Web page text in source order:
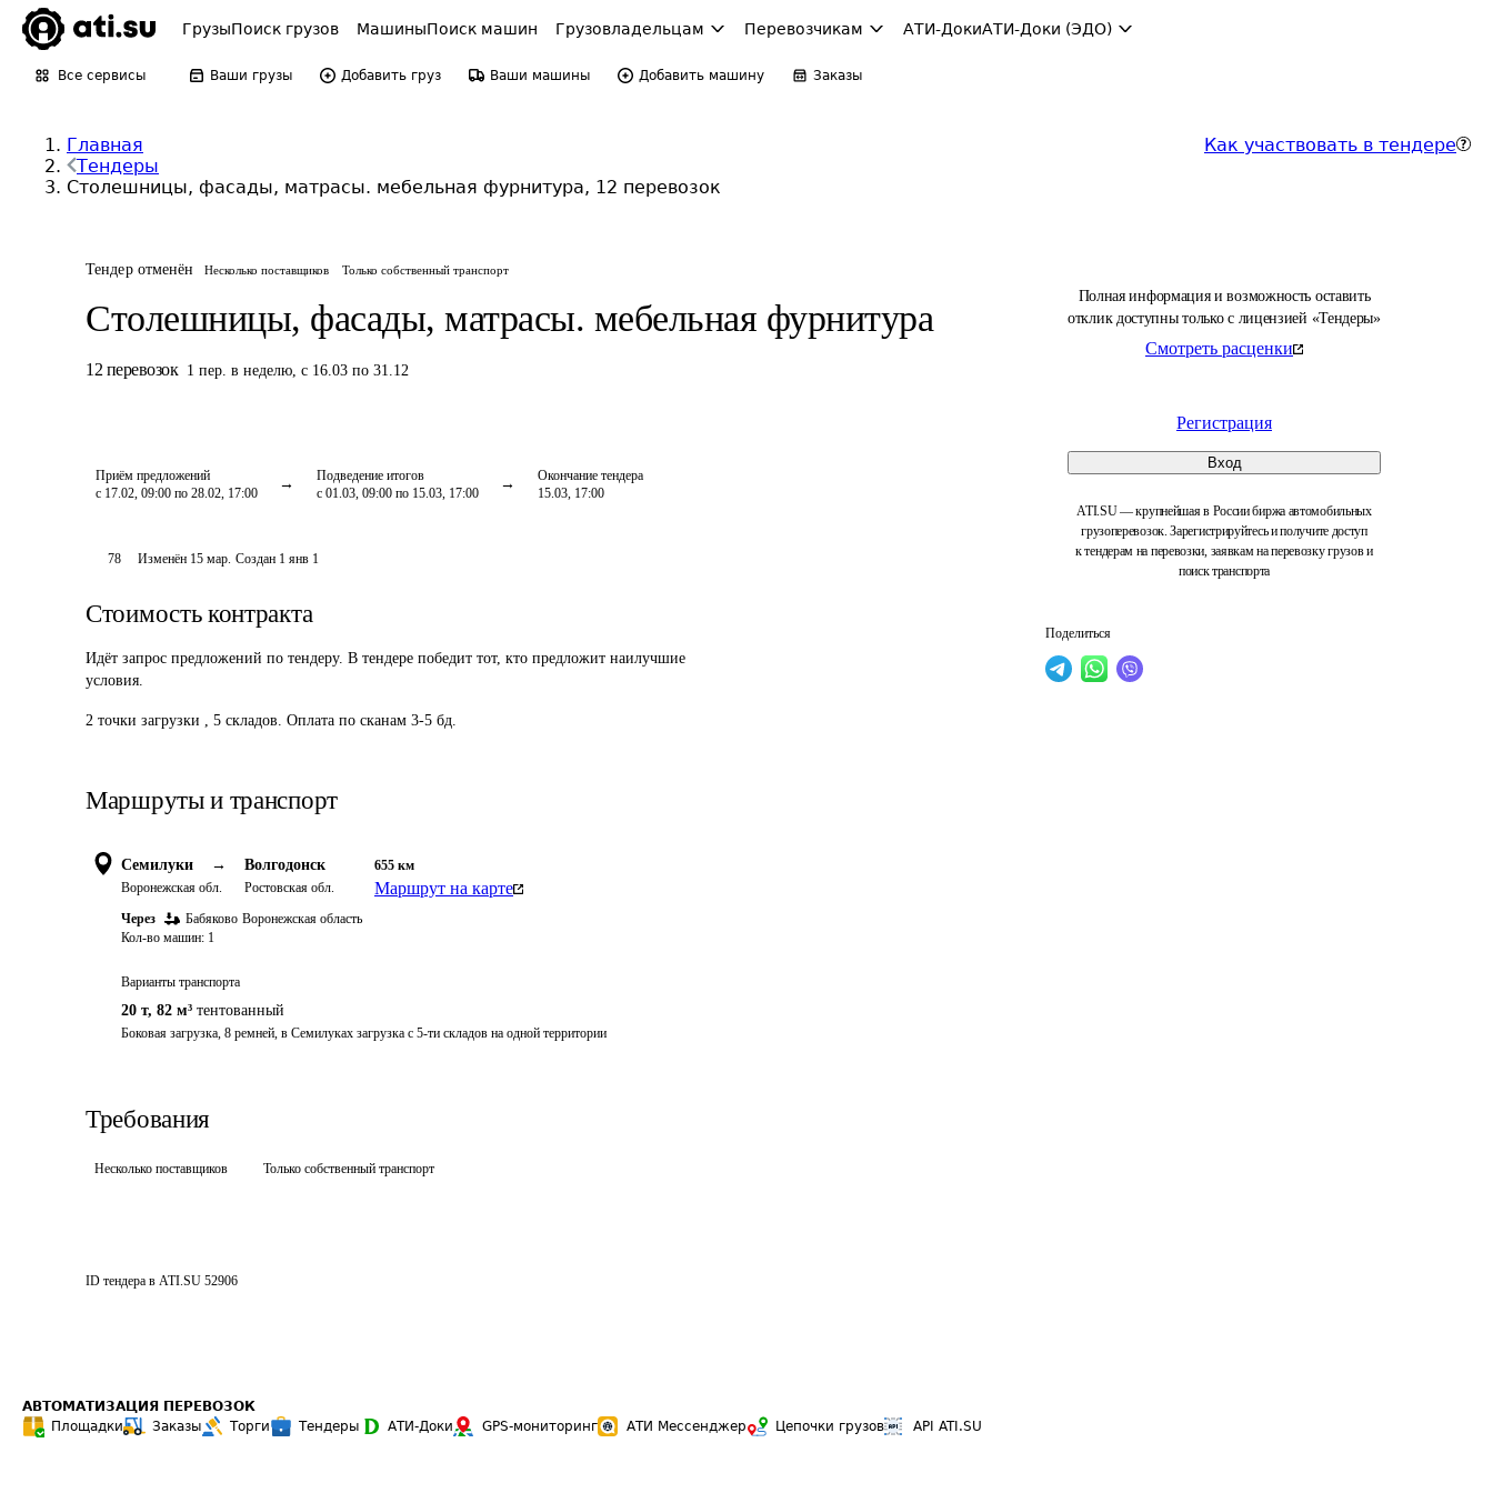
ГрузыПоиск грузов МашиныПоиск машин Грузовладельцам Перевозчикам АТИ-ДокиАТИ-Доки (ЭДО)
Все сервисы Ваши грузы Добавить груз Ваши машины Добавить машину Заказы
Главная
Тендеры
Столешницы, фасады, матрасы. мебельная фурнитура, 12 перевозок
Как участвовать в тендере
Тендер отменён Несколько поставщиков Только собственный транспорт
Столешницы, фасады, матрасы. мебельная фурнитура
12 перевозок 1 пер. в неделю, с 16.03 по 31.12
Приём предложений
с 17.02, 09:00 по 28.02, 17:00
Подведение итогов
с 01.03, 09:00 по 15.03, 17:00
Окончание тендера
15.03, 17:00
Полная информация и возможность оставить
отклик доступны только с лицензией «Тендеры»
Смотреть расценки
Регистрация
Вход
ATI.SU — крупнейшая в России биржа автомобильных
грузоперевозок. Зарегистрируйтесь и получите доступ
к тендерам на перевозки, заявкам на перевозку грузов и
поиск транспорта
Поделиться
78 Изменён 15 мар. Создан 1 янв 1
Стоимость контракта
Идёт запрос предложений по тендеру. В тендере победит тот, кто предложит наилучшие
условия.
2 точки загрузки , 5 складов. Оплата по сканам 3-5 бд.
Маршруты и транспорт
Семилуки →
Воронежская обл.
Волгодонск
Ростовская обл.
655 км
Маршрут на карте
Через Бабяково Воронежская область
Кол-во машин: 1
Варианты транспорта
20 т, 82 м³ тентованный
Боковая загрузка, 8 ремней, в Семилуках загрузка с 5-ти складов на одной территории
Требования
Несколько поставщиков Только собственный транспорт
ID тендера в ATI.SU 52906
АВТОМАТИЗАЦИЯ ПЕРЕВОЗОК
Площадки
Заказы Торги Тендеры АТИ-Доки GPS-мониторинг АТИ Мессенджер Цепочки грузов API ATI.SU